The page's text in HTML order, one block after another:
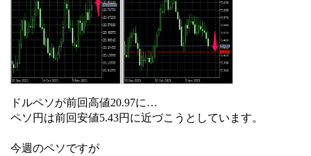
ドルペソが前回高値20.97に…
ペソ円は前回安値5.43円に近づこうとしています。
今週のペソですが